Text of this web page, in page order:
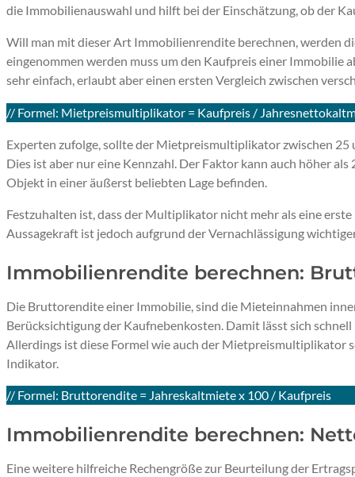
die Immobilienauswahl und hilft bei der Einschätzung, ob der
Will man mit dieser Art Immobilienrendite berechnen, werden
eingenommen werden muss um den Kaufpreis einer Immobilie
sehr einfach, erlaubt aber einen ersten Vergleich zwischen
// Formel: Mietpreismultiplikator = Kaufpreis /
Experten zufolge, sollte der Mietpreismultiplikator zwischen 25
Dies ist aber nur eine Kennzahl. Der Faktor kann auch höher als
Objekt in einer äußerst beliebten Lage befinden.
Festzuhalten ist, dass der Multiplikator nicht mehr als eine
Aussagekraft ist jedoch aufgrund der Vernachlässigung
Immobilienrendite berechnen:
Die Bruttorendite einer Immobilie, sind die Mieteinnahmen
Berücksichtigung der Kaufnebenkosten. Damit lässt sich
Allerdings ist diese Formel wie auch der Mietpreismultiplikator
Indikator.
// Formel: Bruttorendite = Jahreskaltmiete x 100 / Kaufpreis
Immobilienrendite berechnen:
Eine weitere hilfreiche Rechengröße zur Beurteilung der